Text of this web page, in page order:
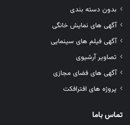
بدون دسته بندی
آگهی های نمایش خانگی
آگهی فیلم های سینمایی
تصاویر آرشیوی
آگهی های فضای مجازی
پروژه های افترافکت
تماس باما